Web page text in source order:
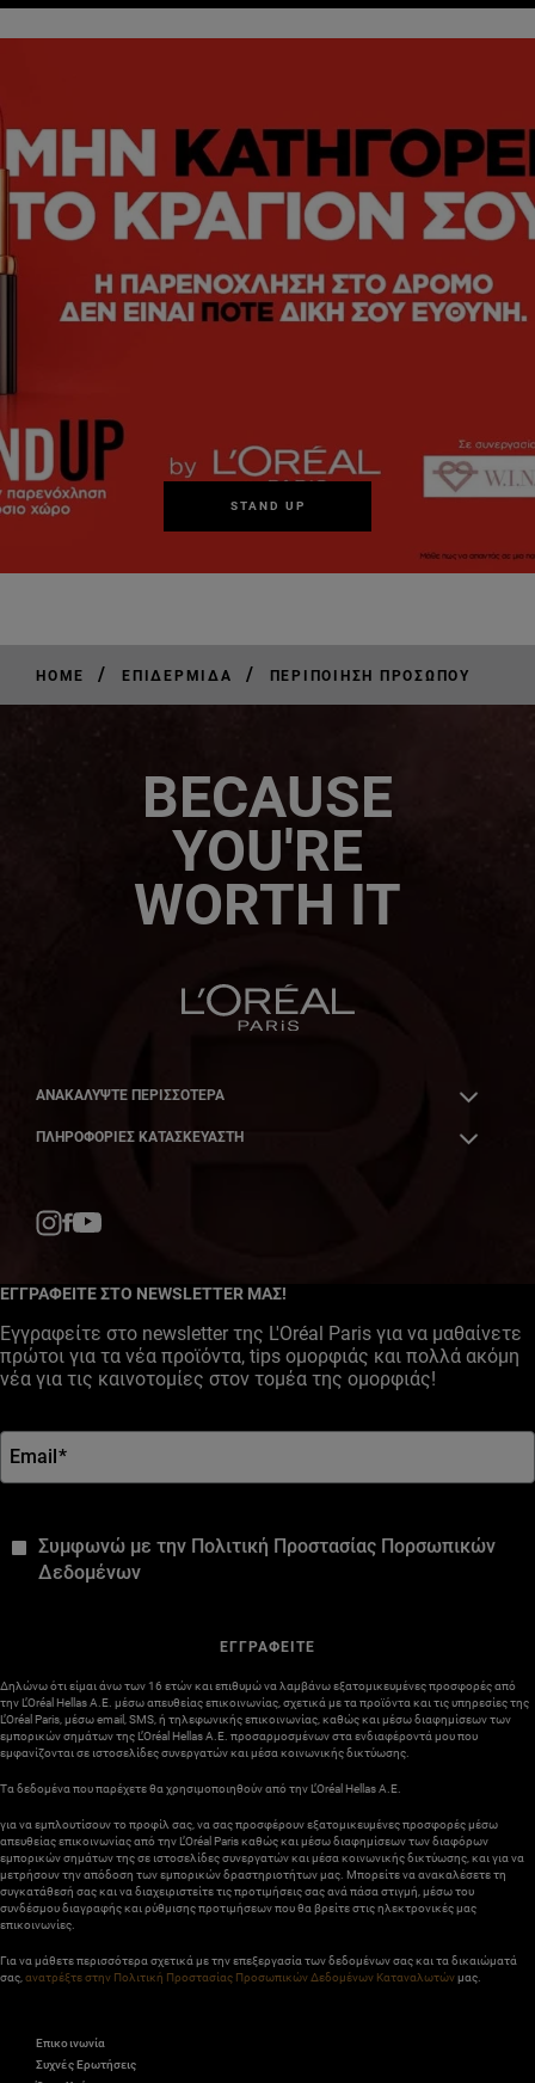
STAND UP
HOME / ΕΠΙΔΕΡΜΊΔΑ / ΠΕΡΙΠΟΊΗΣΗ ΠΡΟΣΏΠΟΥ
BECAUSE
YOU'RE
WORTH IT
ΑΝΑΚΑΛΎΨΤΕ ΠΕΡΙΣΣΌΤΕΡΑ
ΠΛΗΡΟΦΟΡΙΕΣ ΚΑΤΑΣΚΕΥΑΣΤΗ
ΕΓΓΡΑΦΕΙΤΕ ΣΤΟ NEWSLETTER ΜΑΣ!
Εγγραφείτε στο newsletter της L'Oréal Paris για να μαθαίνετε
πρώτοι για τα νέα προϊόντα, tips ομορφιάς και πολλά ακόμη
νέα για τις καινοτομίες στον τομέα της ομορφιάς!
Email*
Συμφωνώ με την Πολιτική Προστασίας Πορσωπικών
Δεδομένων
ΕΓΓΡΑΦΕΙΤΕ
Δηλώνω ότι είμαι άνω των 16 ετών και επιθυμώ να λαμβάνω εξατομικευμένες προσφορές από
την L’Oréal Hellas A.E. μέσω απευθείας επικοινωνίας, σχετικά με τα προϊόντα και τις υπηρεσίες της
L’Oréal Paris, μέσω email, SMS, ή τηλεφωνικής επικοινωνίας, καθώς και μέσω διαφημίσεων των
εμπορικών σημάτων της L’Oréal Hellas A.E. προσαρμοσμένων στα ενδιαφέροντά μου που
εμφανίζονται σε ιστοσελίδες συνεργατών και μέσα κοινωνικής δικτύωσης.
Τα δεδομένα που παρέχετε θα χρησιμοποιηθούν από την L’Oréal Hellas A.E.
για να εμπλουτίσουν το προφίλ σας, να σας προσφέρουν εξατομικευμένες προσφορές μέσω
απευθείας επικοινωνίας από την L’Oréal Paris καθώς και μέσω διαφημίσεων των διαφόρων
εμπορικών σημάτων της σε ιστοσελίδες συνεργατών και μέσα κοινωνικής δικτύωσης, και για να
μετρήσουν την απόδοση των εμπορικών δραστηριοτήτων μας. Μπορείτε να ανακαλέσετε τη
συγκατάθεσή σας και να διαχειριστείτε τις προτιμήσεις σας ανά πάσα στιγμή, μέσω του
συνδέσμου διαγραφής και ρύθμισης προτιμήσεων που θα βρείτε στις ηλεκτρονικές μας
επικοινωνίες.
Για να μάθετε περισσότερα σχετικά με την επεξεργασία των δεδομένων σας και τα δικαιώματά
σας, ανατρέξτε στην Πολιτική Προστασίας Προσωπικών Δεδομένων Καταναλωτώνμας.
Επικοινωνία
Συχνές Ερωτήσεις